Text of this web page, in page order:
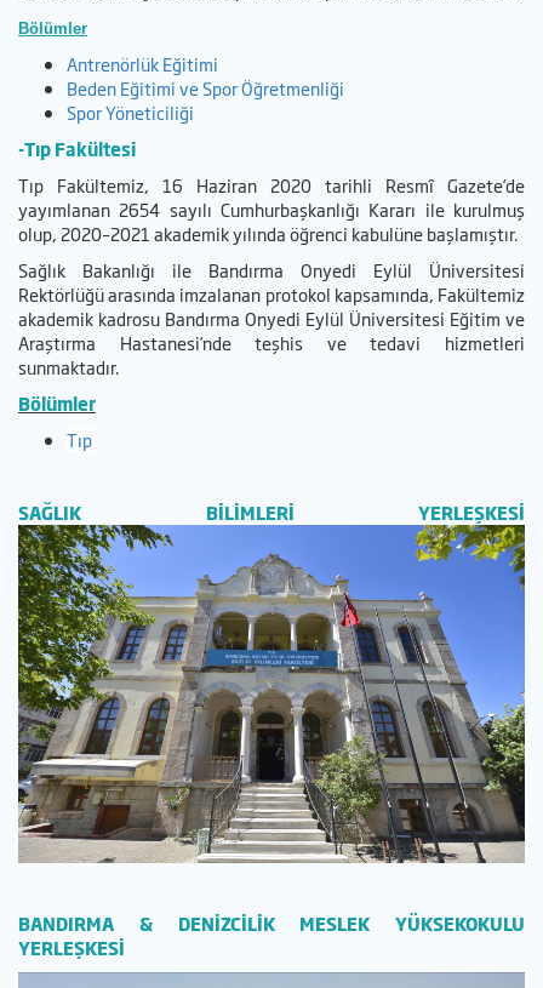
Bölümler
Antrenörlük Eğitimi
Beden Eğitimi ve Spor Öğretmenliği
Spor Yöneticiliği
-Tıp Fakültesi
Tıp Fakültemiz, 16 Haziran 2020 tarihli Resmî Gazete’de
yayımlanan 2654 sayılı Cumhurbaşkanlığı Kararı ile kurulmuş
olup, 2020–2021 akademik yılında öğrenci kabulüne başlamıştır.
Sağlık Bakanlığı ile Bandırma Onyedi Eylül Üniversitesi
Rektörlüğü arasında imzalanan protokol kapsamında, Fakültemiz
akademik kadrosu Bandırma Onyedi Eylül Üniversitesi Eğitim ve
Araştırma Hastanesi’nde teşhis ve tedavi hizmetleri
sunmaktadır.
Bölümler
Tıp
SAĞLIK BİLİMLERİ YERLEŞKESİ
BANDIRMA & DENİZCİLİK MESLEK YÜKSEKOKULU
YERLEŞKESİ